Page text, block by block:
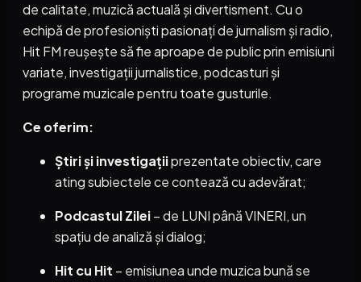
de calitate, muzică actuală și divertisment. Cu o
echipă de profesioniști pasionați de jurnalism și radio,
Hit FM reușește să fie aproape de public prin emisiuni
variate, investigații jurnalistice, podcasturi și
programe muzicale pentru toate gusturile.
Ce oferim:
Știri și investigațiiprezentate obiectiv, care
ating subiectele ce contează cu adevărat;
Podcastul Zilei– de LUNI până VINERI, un
spațiu de analiză și dialog;
Hit cu Hit – emisiunea unde muzica bună se